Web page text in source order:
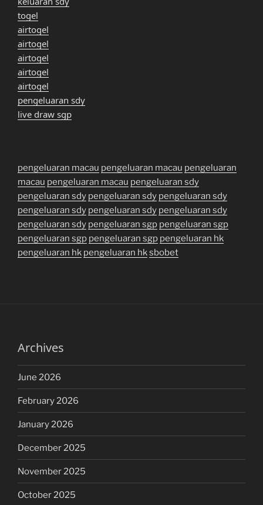
togel
airtogel
airtogel
airtogel
airtogel
airtogel
pengeluaran sdy
live draw sgp
pengeluaran macau pengeluaran macau pengeluaran
macau pengeluaran macau pengeluaran sdy
pengeluaran sdy pengeluaran sdy pengeluaran sdy
pengeluaran sdy pengeluaran sdy pengeluaran sdy
pengeluaran sdy pengeluaran sgp pengeluaran sgp
pengeluaran sgp pengeluaran sgp pengeluaran hk
pengeluaran hk pengeluaran hksbobet
Archives
June 2026
February 2026
January 2026
December 2025
November 2025
October 2025